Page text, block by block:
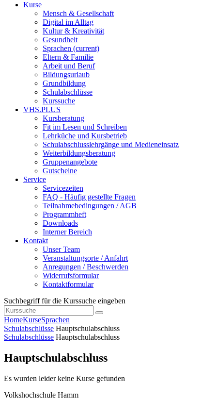
Kurse
Mensch & Gesellschaft
Digital im Alltag
Kultur & Kreativität
Gesundheit
Sprachen (current)
Eltern & Familie
Arbeit und Beruf
Bildungsurlaub
Grundbildung
Schulabschlüsse
Kurssuche
VHS.PLUS
Kursberatung
Fit im Lesen und Schreiben
Lehrküche und Kursbetrieb
Schulabschlusslehrgänge und Medieneinsatz
Weiterbildungsberatung
Gruppenangebote
Gutscheine
Service
Servicezeiten
FAQ - Häufig gestellte Fragen
Teilnahmebedingungen / AGB
Programmheft
Downloads
Interner Bereich
Kontakt
Unser Team
Veranstaltungsorte / Anfahrt
Anregungen / Beschwerden
Widerrufsformular
Kontaktformular
Suchbegriff für die Kurssuche eingeben
HomeKurseSprachen
Schulabschlüsse Hauptschulabschluss
Schulabschlüsse Hauptschulabschluss
Hauptschulabschluss
Es wurden leider keine Kurse gefunden
Volkshochschule Hamm